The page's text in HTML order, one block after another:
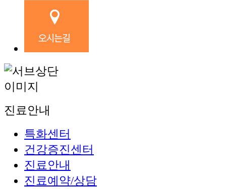
진료안내
특화센터
건강증진센터
진료안내
진료예약/상담